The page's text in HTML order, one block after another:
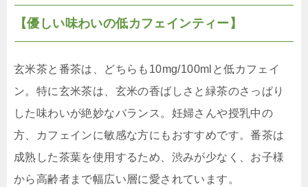
【優しい味わいの低カフェインティー】
玄米茶と番茶は、どちらも10mg/100mlと低カフェイ
ン。特に玄米茶は、玄米の香ばしさと緑茶のさっぱり
した味わいが絶妙なバランス。妊婦さんや授乳中の
方、カフェインに敏感な方にもおすすめです。番茶は
成熟した茶葉を使用するため、渋みが少なく、お子様
から高齢者まで幅広い層に愛されています。